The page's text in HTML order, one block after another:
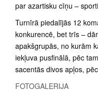
par azartisku cīņu –
Turnīrā piedalījās 12
konkurencē, bet trīs –
apakšgrupās, no kurām
iekļuva pusfinālā, pēc
sacentās divos apļos,
FOTOGALERIJA